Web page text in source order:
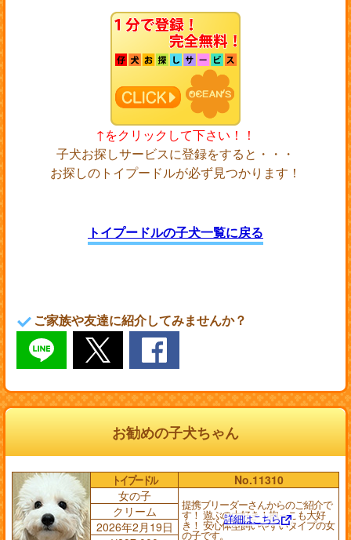
↑をクリックして下さい！！
子犬お探しサービスに登録をすると・・・
お探しのトイプードルが必ず見つかります！
トイプードルの子犬一覧に戻る
ご家族や友達に紹介してみませんか？
お勧めの子犬ちゃん
トイプードル
No.11310
女の子
提携ブリーダーさんからのご紹介で
す！ 遊ぶの大好き！抱っこも大好
き！ 安心体型飼いやすいタイプの女
の子です。
詳細はこちら
クリーム
2026年2月19日